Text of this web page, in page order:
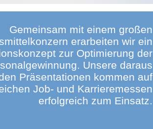
Gemeinsam mit einem großen
erarbeiten wir ein
zur Optimierung der
Unsere daraus
Präsentationen kommen auf
Job- und Karrieremessen
erfolgreich zum Einsatz.